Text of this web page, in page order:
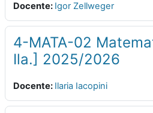
Docente: Igor Zellweger
4-MATA-02
Ila.] 2025/2026
Docente: Ilaria Iacopini